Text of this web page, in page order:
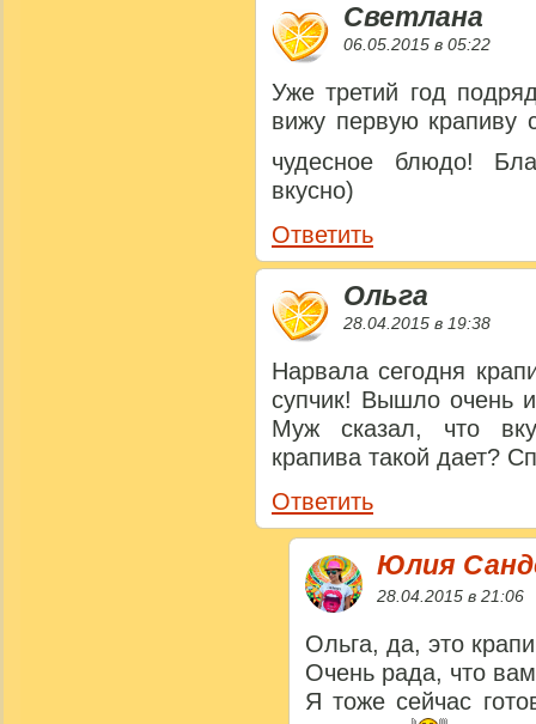
Светлана
06.05.2015 в 05:22
Уже третий год
вижу первую крапиву
чудесное блюдо!
вкусно)
Ответить
Ольга
28.04.2015 в 19:38
Нарвала сегодня
супчик! Вышло очень
Муж сказал, что
крапива такой дает?
Ответить
Юлия
28.04.2015 в 21:06
Ольга, да, это
Очень рада, что
Я тоже сейчас